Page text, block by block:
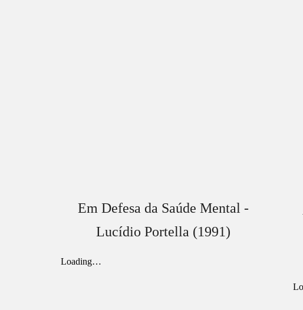
Em Defesa da Saúde Mental -
Lucídio Portella (1991)